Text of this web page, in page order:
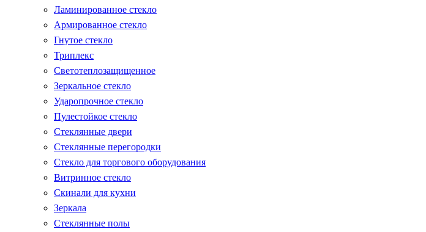
Ламинированное стекло
Армированное стекло
Гнутое стекло
Триплекс
Светотеплозащищенное
Зеркальное стекло
Ударопрочное стекло
Пулестойкое стекло
Стеклянные двери
Стеклянные перегородки
Стекло для торгового оборудования
Витринное стекло
Скинали для кухни
Зеркала
Стеклянные полы